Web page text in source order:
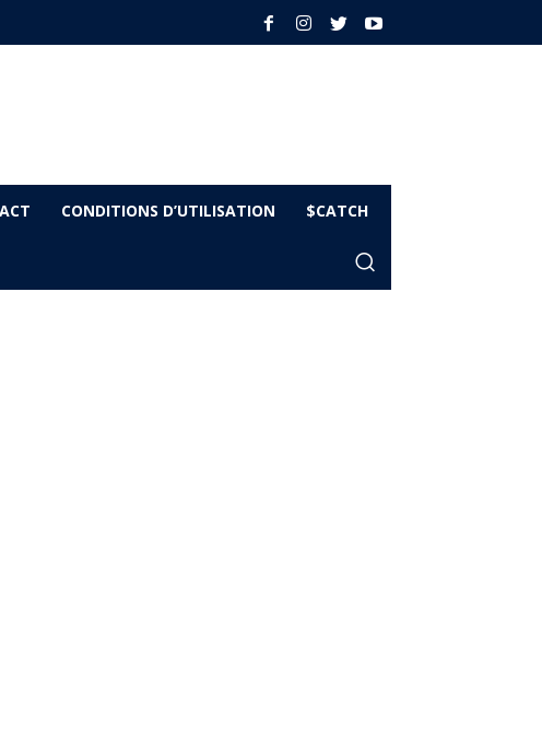
CONDITIONS D’UTILISATION $CATCH